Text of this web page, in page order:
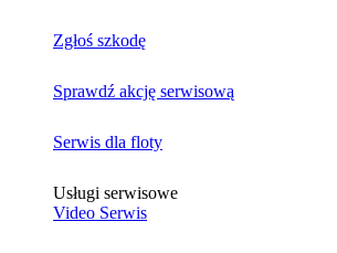
Zgłoś szkodę
Sprawdź akcję serwisową
Serwis dla floty
Usługi serwisowe
Video Serwis